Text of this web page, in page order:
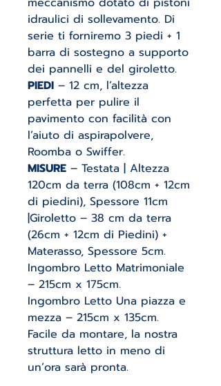
idraulici di sollevamento. Di
serie ti forniremo 3 piedi + 1
barra di sostegno a supporto
dei pannelli e del giroletto.
PIEDI – 12 cm, l’altezza
perfetta per pulire il
pavimento con facilità con
l’aiuto di aspirapolvere,
Roomba o Swiffer.
MISURE – Testata | Altezza
120cm da terra (108cm + 12cm
di piedini), Spessore 11cm
|Giroletto – 38 cm da terra
(26cm + 12cm di Piedini) +
Materasso, Spessore 5cm.
Ingombro Letto Matrimoniale
– 215cm x 175cm.
Ingombro Letto Una piazza e
mezza – 215cm x 135cm.
Facile da montare, la nostra
struttura letto in meno di
un’ora sarà pronta.